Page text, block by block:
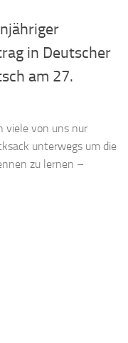
in Deutscher
am 27.
viele von uns nur
unterwegs um die
zu lernen –